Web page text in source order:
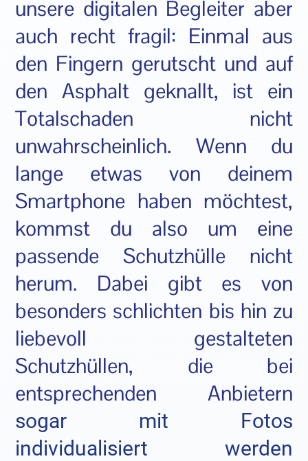
unsere digitalen Begleiter aber
auch recht fragil: Einmal aus
den Fingern gerutscht und auf
den Asphalt geknallt, ist ein
Totalschaden nicht
unwahrscheinlich. Wenn du
lange etwas von deinem
Smartphone haben möchtest,
kommst du also um eine
passende Schutzhülle nicht
herum. Dabei gibt es von
besonders schlichten bis hin zu
liebevoll gestalteten
Schutzhüllen, die bei
entsprechenden Anbietern
sogar mit Fotos
individualisiert werden